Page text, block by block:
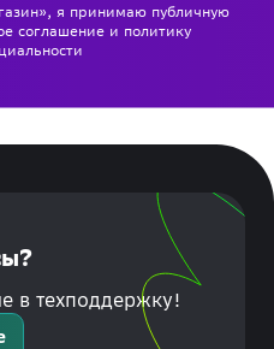
я принимаю публичную
соглашениеи политику
в техподдержку!